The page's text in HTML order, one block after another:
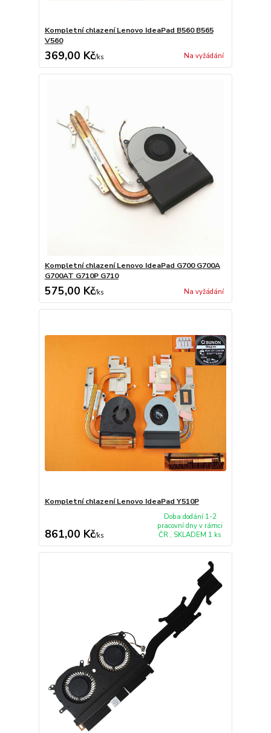
Kompletní chlazení Lenovo IdeaPad B560 B565
V560
369,00 Kč/ks Na vyžádání
Kompletní chlazení Lenovo IdeaPad G700 G700A
G700AT G710P G710
575,00 Kč/ks Na vyžádání
Kompletní chlazení Lenovo IdeaPad Y510P
861,00 Kč/ks
Doba dodání 1-2
pracovní dny v rámci
ČR , SKLADEM 1 ks